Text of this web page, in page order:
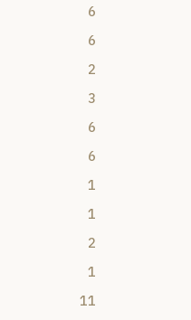
6
6
2
3
6
6
1
1
2
1
11